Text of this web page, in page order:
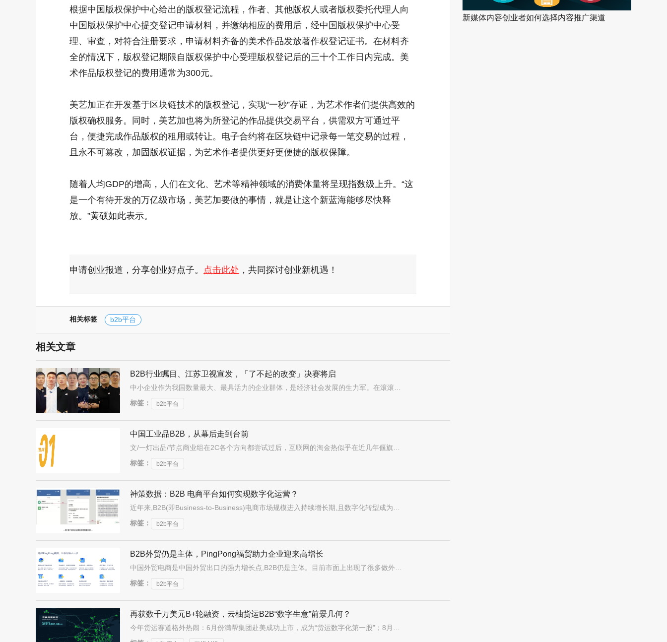
根据中国版权保护中心给出的版权登记流程，作者、其他版权人或者版权委托代理人向
中国版权保护中心提交登记申请材料，并缴纳相应的费用后，经中国版权保护中心受
理、审查，对符合注册要求，申请材料齐备的美术作品发放著作权登记证书。在材料齐
全的情况下，版权登记期限自版权保护中心受理版权登记后的三十个工作日内完成。美
术作品版权登记的费用通常为300元。
美艺加正在开发基于区块链技术的版权登记，实现“一秒”存证，为艺术作者们提供高效的
版权确权服务。同时，美艺加也将为所登记的作品提供交易平台，供需双方可通过平
台，便捷完成作品版权的租用或转让。电子合约将在区块链中记录每一笔交易的过程，
且永不可篡改，加固版权证据，为艺术作者提供更好更便捷的版权保障。
随着人均GDP的增高，人们在文化、艺术等精神领域的消费体量将呈现指数级上升。“这
是一个有待开发的万亿级市场，美艺加要做的事情，就是让这个新蓝海能够尽快释
放。”黄硕如此表示。
申请创业报道，分享创业好点子。 点击此处 ，共同探讨创业新机遇！
相关标签 b2b平台
相关文章
B2B行业瞩目、江苏卫视宣发，「了不起的改变」决赛将启
中小企业作为我国数量最大、最具活力的企业群体，是经济社会发展的生力军。在滚滚的数智洪流之中，如何更好地加速中小企业的数字化转型的步伐，百度爱采购给出了答案。2023年10月19日，百度爱采购「了不起的改变」第二届明星企业大赛总决赛即将火热开战。作为B2B年度盛事，本次决赛将落地江苏常州，得到当地广泛
标签：
b2b平台
中国工业品B2B，从幕后走到台前
文/一灯出品/节点商业组在2C各个方向都尝试过后，互联网的淘金热似乎在近几年偃旗息鼓。增量市场变存量，互联网大厂们的追求也纷纷从扩张变成降本增效。不甘于国内市场内卷的，则将这一套打法带到了海外以寻求新的增量空间。国内互联网真的毫无机会了吗？事实上，潜在水下多年的B2B产业互联网赛道正慢慢浮出水面。根
标签：
b2b平台
神策数据：B2B 电商平台如何实现数字化运营？
近年来,B2B(即Business-to-Business)电商市场规模进入持续增长期,且数字化转型成为主流趋势。B2B电商平台作为行业的中间交易平台,承担着撮合上下游交易的重任,可以有效减少交易环节、缩减产业链条、提升流通效率。神策数据《B2B电商数字化运营白皮书》从内外部分析了推动B2B电商发展
标签：
b2b平台
B2B外贸仍是主体，PingPong福贸助力企业迎来高增长
中国外贸电商是中国外贸出口的强力增长点,B2B仍是主体。目前市面上出现了很多做外贸互联网服务的公司,推出的产品、产品包装也是五花八门,而核心基本都是围绕着那些我们所熟悉的主流媒体(Google、Facebook、TikTok等);如:Googleseo:承诺关键词排名、Facebook代运营等。虽然
标签：
b2b平台
再获数千万美元B+轮融资，云柚货运B2B“数字生意”前景几何？
今年货运赛道格外热闹：6月份满帮集团赴美成功上市，成为“货运数字化第一股”；8月底快狗打车递交招股书，冲刺IPO，同时货拉拉、福佑等上市传闻不断。
新媒体内容创业者如何选择内容推广渠道